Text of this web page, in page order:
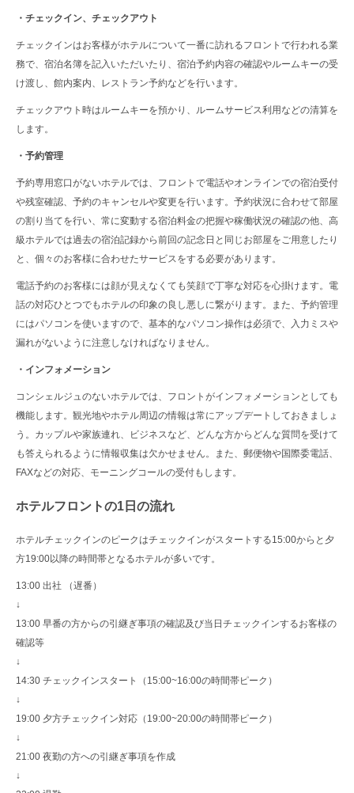
・チェックイン、チェックアウト
チェックインはお客様がホテルについて一番に訪れるフロントで行われる業
務で、宿泊名簿を記入いただいたり、宿泊予約内容の確認やルームキーの受
け渡し、館内案内、レストラン予約などを行います。
チェックアウト時はルームキーを預かり、ルームサービス利用などの清算を
します。
・予約管理
予約専用窓口がないホテルでは、フロントで電話やオンラインでの宿泊受付
や残室確認、予約のキャンセルや変更を行います。予約状況に合わせて部屋
の割り当てを行い、常に変動する宿泊料金の把握や稼働状況の確認の他、高
級ホテルでは過去の宿泊記録から前回の記念日と同じお部屋をご用意したり
と、個々のお客様に合わせたサービスをする必要があります。
電話予約のお客様には顔が見えなくても笑顔で丁寧な対応を心掛けます。電
話の対応ひとつでもホテルの印象の良し悪しに繋がります。また、予約管理
にはパソコンを使いますので、基本的なパソコン操作は必須で、入力ミスや
漏れがないように注意しなければなりません。
・インフォメーション
コンシェルジュのないホテルでは、フロントがインフォメーションとしても
機能します。観光地やホテル周辺の情報は常にアップデートしておきましょ
う。カップルや家族連れ、ビジネスなど、どんな方からどんな質問を受けて
も答えられるように情報収集は欠かせません。また、郵便物や国際委電話、
FAXなどの対応、モーニングコールの受付もします。
ホテルフロントの1日の流れ
ホテルチェックインのピークはチェックインがスタートする15:00からと夕
方19:00以降の時間帯となるホテルが多いです。
13:00 出社 （遅番）
↓
13:00 早番の方からの引継ぎ事項の確認及び当日チェックインするお客様の
確認等
↓
14:30 チェックインスタート（15:00~16:00の時間帯ピーク）
↓
19:00 夕方チェックイン対応（19:00~20:00の時間帯ピーク）
↓
21:00 夜勤の方への引継ぎ事項を作成
↓